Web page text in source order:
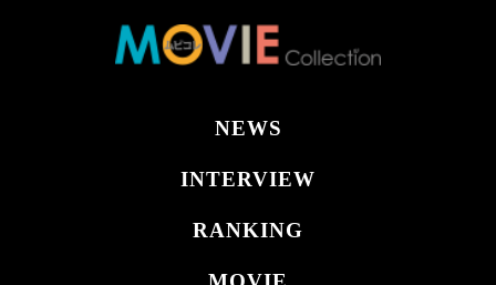
NEWS
INTERVIEW
RANKING